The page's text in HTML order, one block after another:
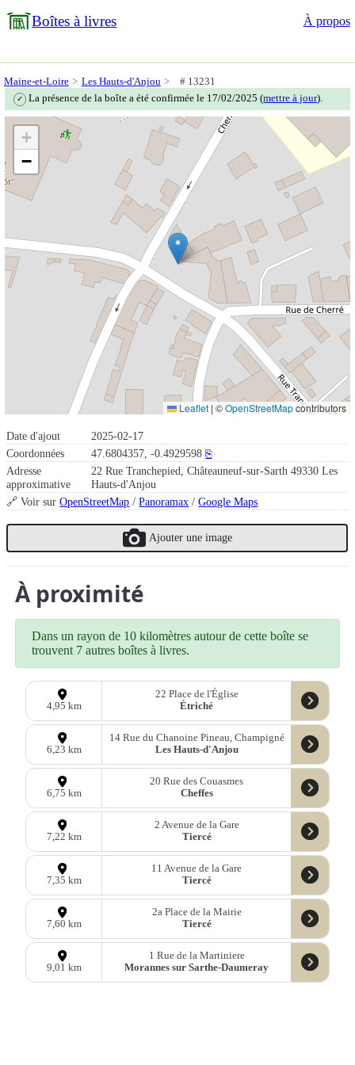
Boîtes à livres À propos
Maine-et-Loire Les Hauts-d'Anjou # 13231
✓ La présence de la boîte a été confirmée le 17/02/2025 (mettre à jour).
Date d'ajout
2025-02-17
Coordonnées
47.6804357, -0.4929598 ⎘
Adresse
approximative
22 Rue Tranchepied, Châteauneuf-sur-Sarth 49330 Les
Hauts-d'Anjou
🔗 Voir surOpenStreetMap /Panoramax /Google Maps
Ajouter une image
+
−
Leaflet | ©OpenStreetMapcontributors
À proximité
Dans un rayon de 10 kilomètres autour de cette boîte se
trouvent 7 autres boîtes à livres.
4,95 km
22 Place de l'Église
Étriché
6,23 km
14 Rue du Chanoine Pineau, Champigné
Les Hauts-d'Anjou
6,75 km
20 Rue des Couasmes
Cheffes
7,22 km
2 Avenue de la Gare
Tiercé
7,35 km
11 Avenue de la Gare
Tiercé
7,60 km
2a Place de la Mairie
Tiercé
9,01 km
1 Rue de la Martiniere
Morannes sur Sarthe-Daumeray